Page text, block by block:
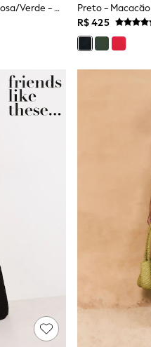
Estampado De Palmeira Cor-De-Rosa/verde - Macacão Tomara Que Caia Em Blend De Linho Com Alças Removíveis.
R$ 425